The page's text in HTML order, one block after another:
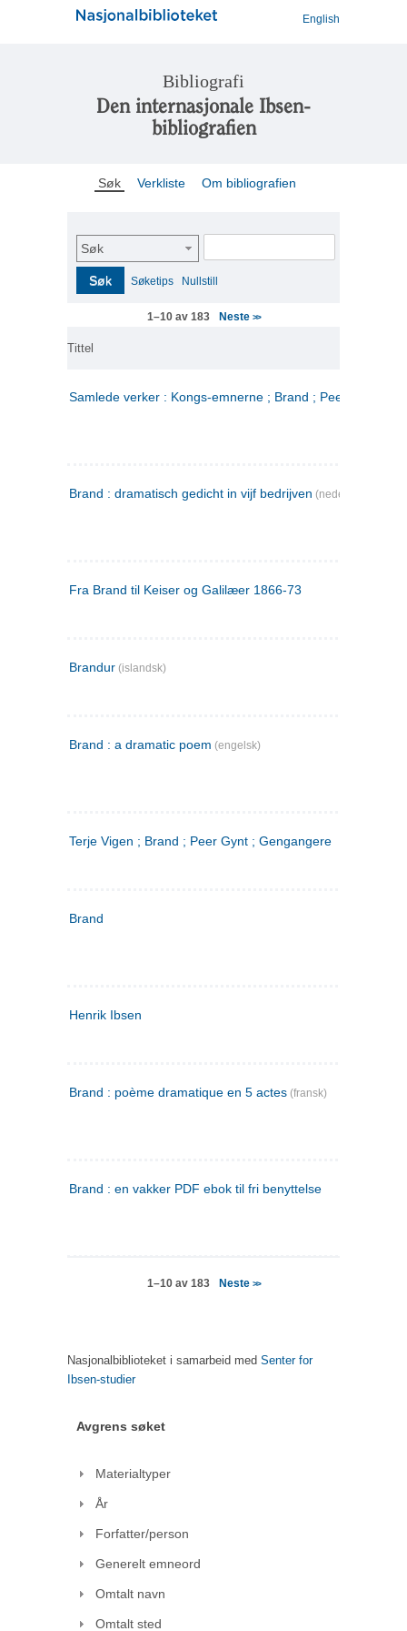
English
Bibliografi
Den internasjonale Ibsen-
bibliografien
Søk Verkliste Om bibliografien
Søk
Søk Søketips Nullstill
1–10 av 183 Neste >>
Tittel
Samlede verker : Kongs-emnerne ; Brand ; Peer Gynt. 2
Brand : dramatisch gedicht in vijf bedrijven (nederlandsk)
Fra Brand til Keiser og Galilæer 1866-73
Brandur (islandsk)
Brand : a dramatic poem (engelsk)
Terje Vigen ; Brand ; Peer Gynt ; Gengangere
Brand
Henrik Ibsen
Brand : poème dramatique en 5 actes (fransk)
Brand : en vakker PDF ebok til fri benyttelse
1–10 av 183 Neste >>
Nasjonalbiblioteket i samarbeid med Senter for
Ibsen-studier
Avgrens søket
Materialtyper
År
Forfatter/person
Generelt emneord
Omtalt navn
Omtalt sted